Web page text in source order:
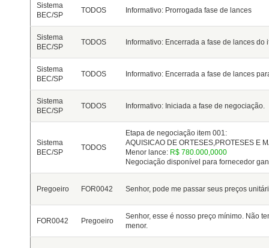
Sistema
BEC/SP
TODOS Informativo: Prorrogada fase de lances
Sistema
BEC/SP
TODOS Informativo: Encerrada a fase de lances do
Sistema
BEC/SP
TODOS Informativo: Encerrada a fase de lances
Sistema
BEC/SP
TODOS Informativo: Iniciada a fase de negociação.
Sistema
BEC/SP
TODOS
Etapa de negociação item 001:
AQUISICAO DE ORTESES,PROTESES E
Menor lance: R$ 780.000,0000
Negociação disponível para fornecedor
Pregoeiro FOR0042 Senhor, pode me passar seus preços
FOR0042 Pregoeiro
Senhor, esse é nosso preço mínimo. Não
menor.